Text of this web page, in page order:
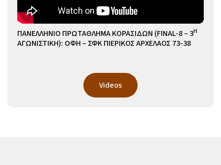
ΠΑΝΕΛΛΗΝΙΟ ΠΡΩΤΑΘΛΗΜΑ ΚΟΡΑΣΙΔΩΝ (FINAL-8 – 3Η
ΑΓΩΝΙΣΤΙΚΗ): ΟΦΗ – ΣΦΚ ΠΙΕΡΙΚΟΣ ΑΡΧΕΛΑΟΣ 73-38
Videos